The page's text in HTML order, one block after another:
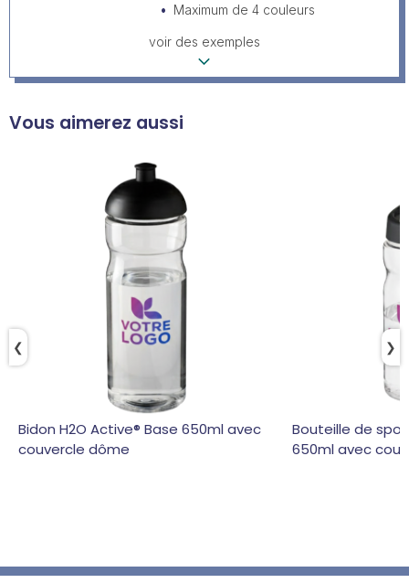
Maximum de 4 couleurs
voir des exemples
Vous aimerez aussi
Bidon H2O Active® Base 650ml avec
couvercle dôme
Bouteille de
650ml avec
❯
❮